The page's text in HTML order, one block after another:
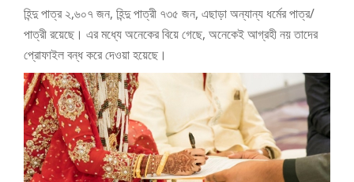
হিন্দু পাত্র ২,৬০৭ জন, হিন্দু পাত্রী ৭৩৫ জন, এছাড়া অন্যান্য ধর্মের পাত্র/
পাত্রী রয়েছে। এর মধ্যে অনেকের বিয়ে গেছে, অনেকেই আগ্রহী নয় তাদের
প্রোফাইল বন্ধ করে দেওয়া হয়েছে।